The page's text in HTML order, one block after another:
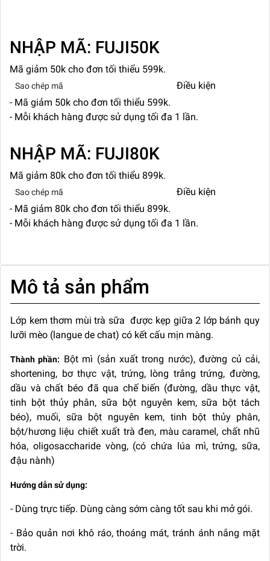
NHẬP MÃ: FUJI50K
Mã giảm 50k cho đơn tối thiểu 599k.
Sao chép mã
Điều kiện
- Mã giảm 50k cho đơn tối thiểu 599k.
- Mỗi khách hàng được sử dụng tối đa 1 lần.
NHẬP MÃ: FUJI80K
Mã giảm 80k cho đơn tối thiểu 899k.
Sao chép mã
Điều kiện
- Mã giảm 80k cho đơn tối thiểu 899k.
- Mỗi khách hàng được sử dụng tối đa 1 lần.
Mô tả sản phẩm
Lớp kem thơm mùi trà sữa được kẹp giữa 2 lớp bánh quy
lưỡi mèo (langue de chat) có kết cấu mịn màng.
Thành phần: Bột mì (sản xuất trong nước), đường củ cải,
shortening, bơ thực vật, trứng, lòng trắng trứng, đường,
dầu và chất béo đã qua chế biến (đường, dầu thực vật,
tinh bột thủy phân, sữa bột nguyên kem, sữa bột tách
béo), muối, sữa bột nguyên kem, tinh bột thủy phân,
bột/hương liệu chiết xuất trà đen, màu caramel, chất nhũ
hóa, oligosaccharide vòng, (có chứa lúa mì, trứng, sữa,
đậu nành)
Hướng dẫn sử dụng:
- Dùng trực tiếp. Dùng càng sớm càng tốt sau khi mở gói.
- Bảo quản nơi khô ráo, thoáng mát, tránh ánh nắng mặt
trời.